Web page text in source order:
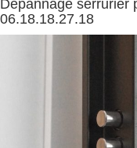
Dépannage serrurier
06.18.18.27.18